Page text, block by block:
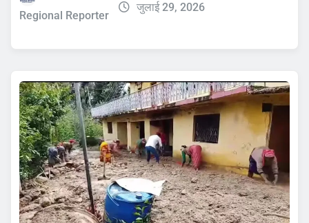
Regional Reporter
जुलाई 29, 2026